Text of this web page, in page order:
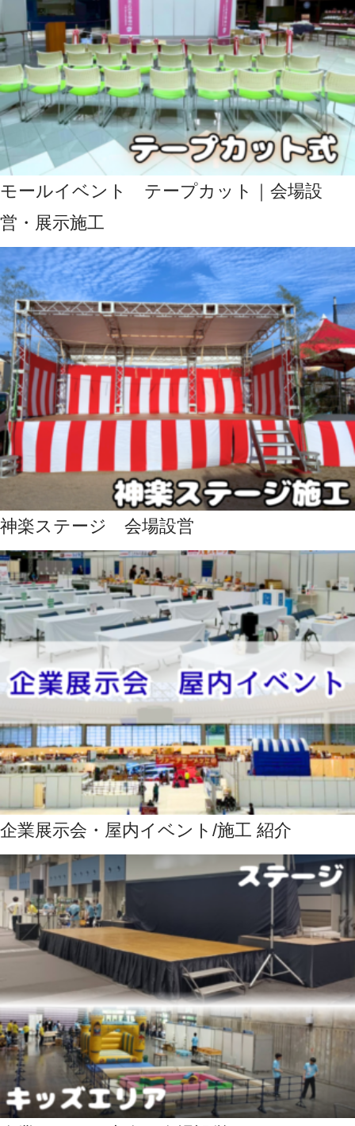
モールイベント テープカット｜会場設
営・展示施工
神楽ステージ 会場設営
企業展示会・屋内イベント/施工 紹介